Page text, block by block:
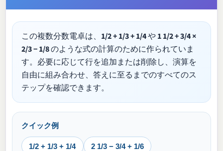
この複数分数電卓は、 1/2 + 1/3 + 1/4や1 1/2 + 3/4 ×
2/3 − 1/8のような式の計算のために作られていま
す。必要に応じて行を追加または削除し、演算を
自由に組み合わせ、答えに至るまでのすべてのス
テップを確認できます。
クイック例
1/2 + 1/3 + 1/4 2 1/3 − 3/4 + 1/6